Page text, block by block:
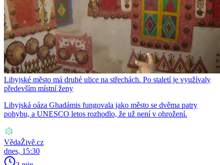
Libyjské město má druhé ulice na střechách. Po staletí je využívaly
především místní ženy
Libyjská oáza Ghadámis fungovala jako město se dvěma patry
pohybu, a UNESCO letos rozhodlo, že už není v ohrožení.
VědaŽivě.cz
dnes, 15:30